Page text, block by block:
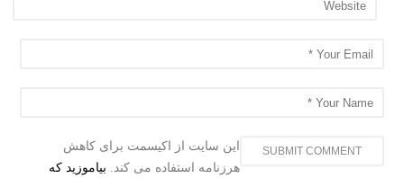
این سایت از اکیسمت برای کاهش
هرزنامه استفاده می کند. بیاموزید که